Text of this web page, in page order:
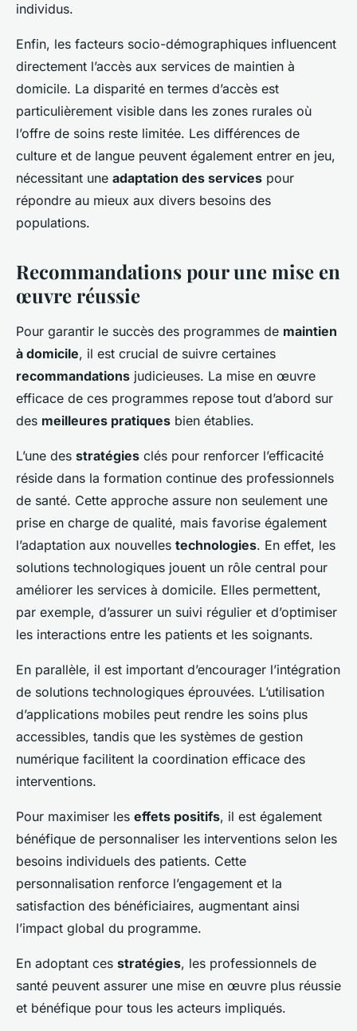
individus.
Enfin, les facteurs socio-démographiques influencent
directement l’accès aux services de maintien à
domicile. La disparité en termes d’accès est
particulièrement visible dans les zones rurales où
l’offre de soins reste limitée. Les différences de
culture et de langue peuvent également entrer en jeu,
nécessitant une adaptation des services pour
répondre au mieux aux divers besoins des
populations.
Recommandations pour une mise en
œuvre réussie
Pour garantir le succès des programmes de maintien
à domicile, il est crucial de suivre certaines
recommandations judicieuses. La mise en œuvre
efficace de ces programmes repose tout d’abord sur
des meilleures pratiques bien établies.
L’une des stratégies clés pour renforcer l’efficacité
réside dans la formation continue des professionnels
de santé. Cette approche assure non seulement une
prise en charge de qualité, mais favorise également
l’adaptation aux nouvelles technologies. En effet, les
solutions technologiques jouent un rôle central pour
améliorer les services à domicile. Elles permettent,
par exemple, d’assurer un suivi régulier et d’optimiser
les interactions entre les patients et les soignants.
En parallèle, il est important d’encourager l’intégration
de solutions technologiques éprouvées. L’utilisation
d’applications mobiles peut rendre les soins plus
accessibles, tandis que les systèmes de gestion
numérique facilitent la coordination efficace des
interventions.
Pour maximiser les effets positifs, il est également
bénéfique de personnaliser les interventions selon les
besoins individuels des patients. Cette
personnalisation renforce l’engagement et la
satisfaction des bénéficiaires, augmentant ainsi
l’impact global du programme.
En adoptant ces stratégies, les professionnels de
santé peuvent assurer une mise en œuvre plus réussie
et bénéfique pour tous les acteurs impliqués.